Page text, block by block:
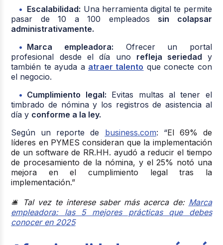
Escalabilidad: Una herramienta digital te permite
pasar de 10 a 100 empleados sin colapsar
administrativamente.
Marca empleadora: Ofrecer un portal
profesional desde el día uno refleja seriedad y
también te ayuda a atraer talento que conecte con
el negocio.
Cumplimiento legal: Evitas multas al tener el
timbrado de nómina y los registros de asistencia al
día y conforme a la ley.
Según un reporte de business.com: “El 69% de
líderes en PYMES consideran que la implementación
de un software de RR.HH. ayudó areducir el tiempo
de procesamiento de la nómina, y el 25% notó una
mejora en el cumplimiento legaltras la
implementación.”
🛎️
Tal vez te interese saber más acerca de: Marca
empleadora: las 5 mejores prácticas que debes
conocer en 2025